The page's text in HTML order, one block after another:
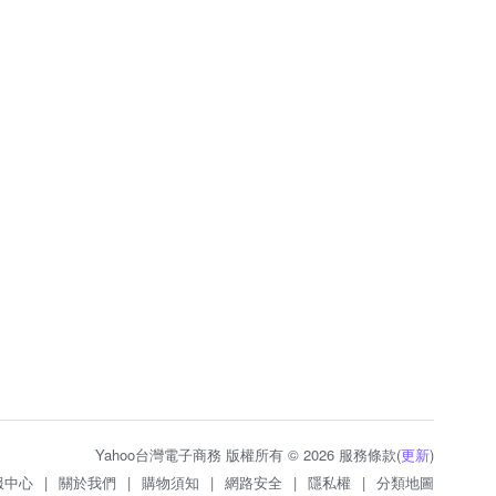
Yahoo台灣電子商務 版權所有 © 2026 服務條款(更新)
中心 | 關於我們 | 購物須知 | 網路安全 | 隱私權 | 分類地圖